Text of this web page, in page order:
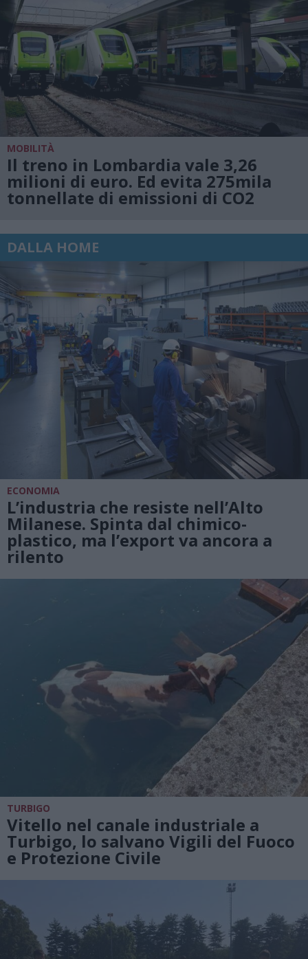
MOBILITÀ
Il treno in Lombardia vale 3,26
milioni di euro. Ed evita 275mila
tonnellate di emissioni di CO2
DALLA HOME
ECONOMIA
L’industria che resiste nell’Alto
Milanese. Spinta dal chimico-
plastico, ma l’export va ancora a
rilento
TURBIGO
Vitello nel canale industriale a
Turbigo, lo salvano Vigili del Fuoco
e Protezione Civile